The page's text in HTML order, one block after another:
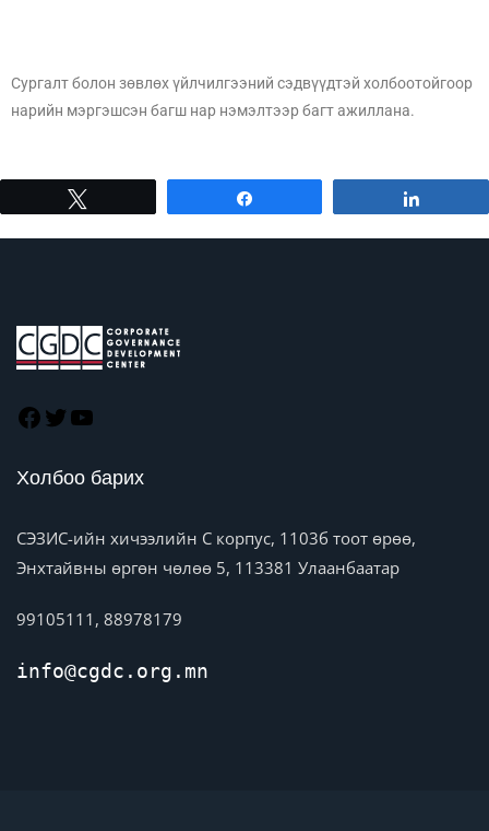
Сургалт болон зөвлөх үйлчилгээний сэдвүүдтэй холбоотойгоор
нарийн мэргэшсэн багш нар нэмэлтээр багт ажиллана.
Холбоо барих
СЭЗИС-ийн хичээлийн C корпус, 1103б тоот өрөө,
Энхтайвны өргөн чөлөө 5, 113381 Улаанбаатар
99105111, 88978179
info@cgdc.org.mn